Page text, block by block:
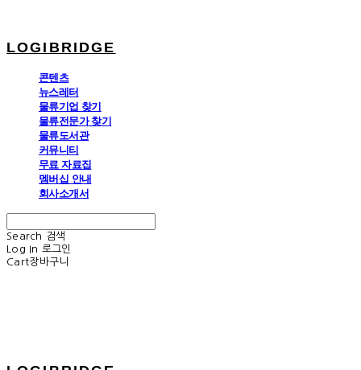
LOGIBRIDGE
콘텐츠
뉴스레터
물류기업 찾기
물류전문가 찾기
물류도서관
커뮤니티
무료 자료집
멤버십 안내
회사소개서
Search
검색
Log In 로그인
Cart장바구니